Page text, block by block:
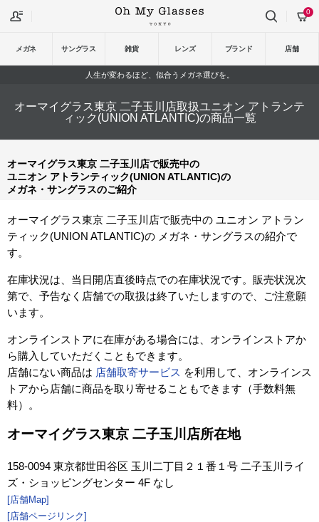
メガネ サングラス 雑貨 レンズ ブランド 店舗
0
人生が変わるほど、似合うメガネ選びを。
オーマイグラス東京 二子玉川店取扱ユニオン アトランテ
ィック(UNION ATLANTIC)の商品一覧
オーマイグラス東京 二子玉川店で販売中の
ユニオン アトランティック(UNION ATLANTIC)の
メガネ・サングラスのご紹介
オーマイグラス東京 二子玉川店で販売中の ユニオン アトラン
ティック(UNION ATLANTIC)の メガネ・サングラスの紹介で
す。
在庫状況は、当日開店直後時点での在庫状況です。販売状況次
第で、予告なく店舗での取扱は終了いたしますので、ご注意願
います。
オンラインストアに在庫がある場合には、オンラインストアか
ら購入していただくこともできます。
店舗にない商品は 店舗取寄サービス を利用して、オンラインス
トアから店舗に商品を取り寄せることもできます（手数料無
料）。
オーマイグラス東京 二子玉川店所在地
158-0094 東京都世田谷区 玉川二丁目２１番１号 二子玉川ライ
ズ・ショッピングセンター 4F なし
[店舗Map]
[店舗ページリンク]